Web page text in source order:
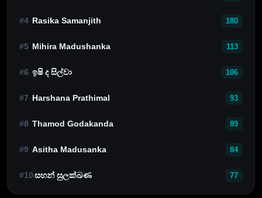
#4 Rasika Samanjith 180
#5 Mihira Madushanka 113
#6 ඉෂි ද සිල්වා 106
#7 Harshana Prathimal 93
#8 Thamod Godakanda 89
#9 Asitha Madusanka 84
#10සහන් සුලක්ඛණ 77